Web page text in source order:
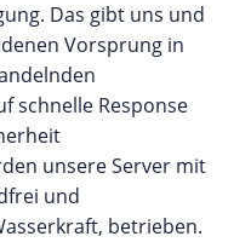
Das gibt uns und
Vorsprung in
schnelle Response
unsere Server mit
und
betrieben.